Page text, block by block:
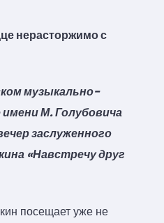
нерасторжимо с
музыкально-
М. Голубовича
заслуженного
«Навстречу друг
посещает уже не